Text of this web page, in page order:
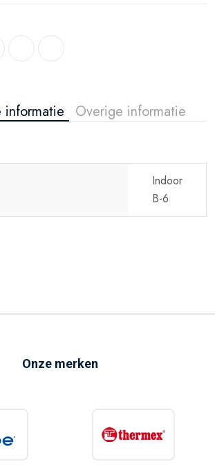
informatie Overige informatie
Indoor
B-6
Onze merken